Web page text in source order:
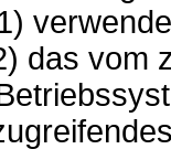
das vom